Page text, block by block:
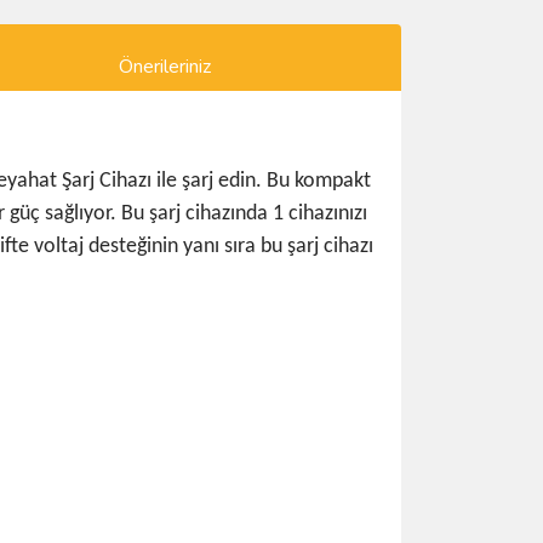
Önerileriniz
Şarj Cihazı ile şarj edin. Bu kompakt
sağlıyor. Bu şarj cihazında 1 cihazınızı
voltaj desteğinin yanı sıra bu şarj cihazı